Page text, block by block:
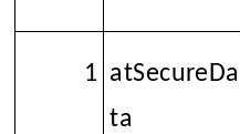
1 atSecureDa
ta